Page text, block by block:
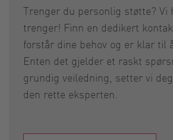
Trenger du personlig støtte? Vi
trenger! Finn en dedikert
forstår dine behov og er klar til
Enten det gjelder et raskt
grundig veiledning, setter vi
den rette eksperten.